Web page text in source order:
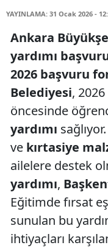
YAYINLAMA: 31 Ocak 2026 -
Ankara
yardımı
2026 başvuru
Belediyesi,
öncesinde
yardımı
ve kırtasiye
ailelere destek
yardımı,
Eğitimde fırsat
sunulan bu
ihtiyaçları